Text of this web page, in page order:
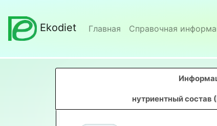
Ekodiet Главная Справочная
нутриентный